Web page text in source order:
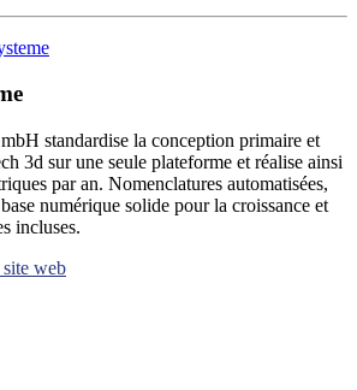
standardise la conception primaire et
3d sur une seule plateforme et réalise ainsi
par an. Nomenclatures automatisées,
numérique solide pour la croissance et
incluses.
web